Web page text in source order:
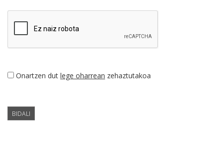
Onartzen dut lege oharrean zehaztutakoa
BIDALI